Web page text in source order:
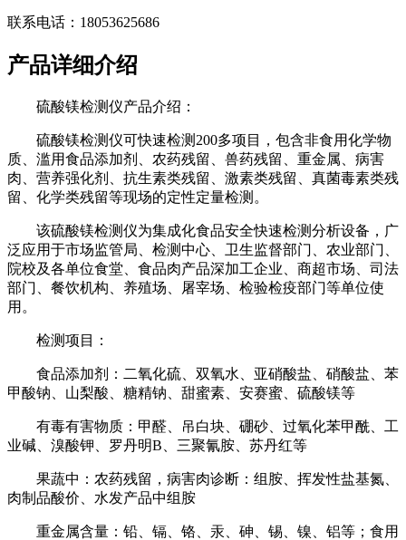
联系电话：18053625686
产品详细介绍
硫酸镁检测仪产品介绍：
硫酸镁检测仪可快速检测200多项目，包含非食用化学物
质、滥用食品添加剂、农药残留、兽药残留、重金属、病害
肉、营养强化剂、抗生素类残留、激素类残留、真菌毒素类残
留、化学类残留等现场的定性定量检测。
该硫酸镁检测仪为集成化食品安全快速检测分析设备，广
泛应用于市场监管局、检测中心、卫生监督部门、农业部门、
院校及各单位食堂、食品肉产品深加工企业、商超市场、司法
部门、餐饮机构、养殖场、屠宰场、检验检疫部门等单位使
用。
检测项目：
食品添加剂：二氧化硫、双氧水、亚硝酸盐、硝酸盐、苯
甲酸钠、山梨酸、糖精钠、甜蜜素、安赛蜜、硫酸镁等
有毒有害物质：甲醛、吊白块、硼砂、过氧化苯甲酰、工
业碱、溴酸钾、罗丹明B、三聚氰胺、苏丹红等
果蔬中：农药残留，病害肉诊断：组胺、挥发性盐基氮、
肉制品酸价、水发产品中组胺
重金属含量：铅、镉、铬、汞、砷、锡、镍、铝等；食用